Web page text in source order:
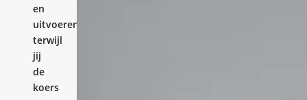
en
uitvoeren,
terwijl
jij
de
koers